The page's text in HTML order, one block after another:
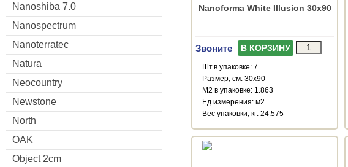
Nanoshiba 7.0
Nanospectrum
Nanoterratec
Natura
Neocountry
Newstone
North
OAK
Object 2cm
Nanoforma White Illusion 30x90
Звоните В КОРЗИНУ
Шт.в упаковке: 7
Размер, см: 30x90
М2 в упаковке: 1.863
Ед.измерения: м2
Веc упаковки, кг: 24.575